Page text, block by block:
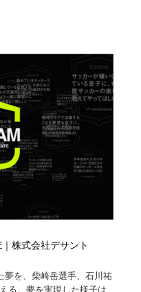
株式会社デサント
夢を、柴崎岳選手、石川祐
る。夢を実現した様子は